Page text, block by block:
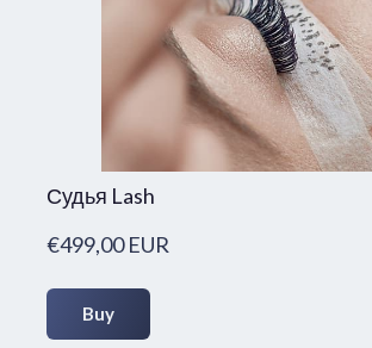
Судья Lash
€499,00 EUR
Buy